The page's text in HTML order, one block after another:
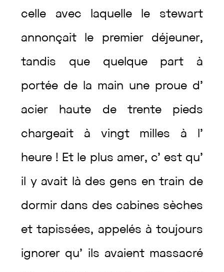
celle avec laquelle le stewart
annonçait le premier déjeuner,
tandis que quelque part à
portée de la main une proue d’
acier haute de trente pieds
chargeait à vingt milles à l’
heure ! Et le plus amer, c’ est qu’
il y avait là des gens entrain de
dormir dans des cabines sèches
ettapissées, appelés à toujours
ignorer qu’ ils avaient massacré